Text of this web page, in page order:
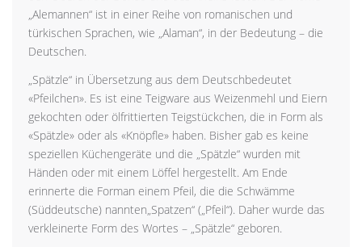
„Alemannen“ ist in einer Reihe von romanischen und
türkischen Sprachen, wie „Alaman“, in der Bedeutung – die
Deutschen.
„Spätzle“ in Übersetzung aus dem Deutschbedeutet
«Pfeilchen». Es ist eine Teigware aus Weizenmehl und Eiern
gekochten oder ölfrittierten Teigstückchen, die in Form als
«Spätzle» oder als «Knöpfle» haben. Bisher gab es keine
speziellen Küchengeräte und die „Spätzle“ wurden mit
Händen oder mit einem Löffel hergestellt. Am Ende
erinnerte die Forman einem Pfeil, die die Schwämme
(Süddeutsche) nannten„Spatzen“ („Pfeil“). Daher wurde das
verkleinerte Form des Wortes – „Spätzle“ geboren.